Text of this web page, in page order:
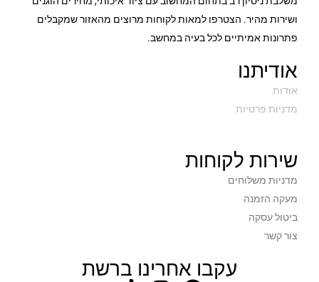
תקופת אחריות 3 שנים
ושירות מהיר. הצטרפו למאות לקוחות מרוצים מהאזור שמקבלים
פתרונות אמיתיים לכל בעיה במחשב.
אודיתנו
אודות
מדניות פרטיות
שירות לקוחות
מדניות משלוחים
מעקה הזמנה
ביטול עסקה
צור קשר
עקבו אחרינו ברשת